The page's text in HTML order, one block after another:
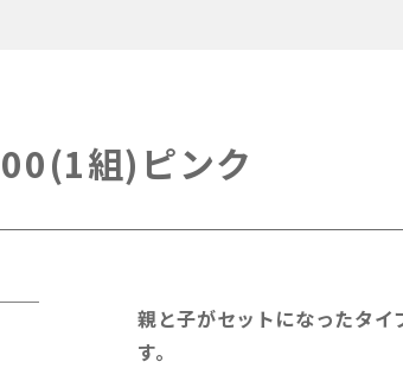
組)ピンク
親と子がセットになったタイ
す。